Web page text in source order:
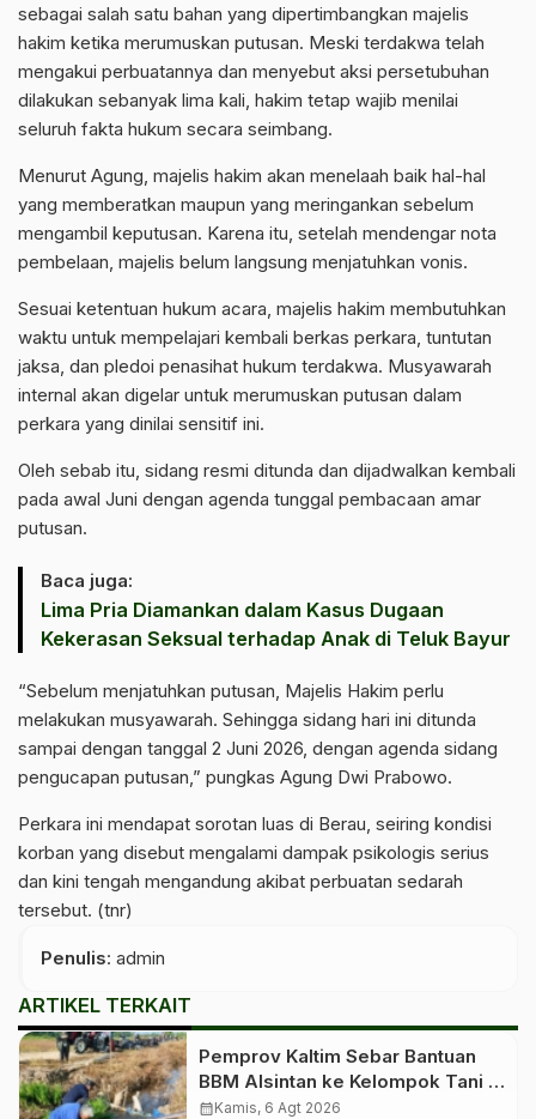
sebagai salah satu bahan yang dipertimbangkan majelis
hakim ketika merumuskan putusan. Meski terdakwa telah
mengakui perbuatannya dan menyebut aksi persetubuhan
dilakukan sebanyak lima kali, hakim tetap wajib menilai
seluruh fakta hukum secara seimbang.
Menurut Agung, majelis hakim akan menelaah baik hal-hal
yang memberatkan maupun yang meringankan sebelum
mengambil keputusan. Karena itu, setelah mendengar nota
pembelaan, majelis belum langsung menjatuhkan vonis.
Sesuai ketentuan hukum acara, majelis hakim membutuhkan
waktu untuk mempelajari kembali berkas perkara, tuntutan
jaksa, dan pledoi penasihat hukum terdakwa. Musyawarah
internal akan digelar untuk merumuskan putusan dalam
perkara yang dinilai sensitif ini.
Oleh sebab itu, sidang resmi ditunda dan dijadwalkan kembali
pada awal Juni dengan agenda tunggal pembacaan amar
putusan.
Baca juga:
Lima Pria Diamankan dalam Kasus Dugaan
Kekerasan Seksual terhadap Anak di Teluk Bayur
“Sebelum menjatuhkan putusan, Majelis Hakim perlu
melakukan musyawarah. Sehingga sidang hari ini ditunda
sampai dengan tanggal 2 Juni 2026, dengan agenda sidang
pengucapan putusan,” pungkas Agung Dwi Prabowo.
Perkara ini mendapat sorotan luas di Berau, seiring kondisi
korban yang disebut mengalami dampak psikologis serius
dan kini tengah mengandung akibat perbuatan sedarah
tersebut. (tnr)
Penulis: admin
ARTIKEL TERKAIT
Pemprov Kaltim Sebar Bantuan
BBM Alsintan ke Kelompok Tani di
10 Kabupaten dan Kota
calendar_monthKamis, 6 Agt 2026